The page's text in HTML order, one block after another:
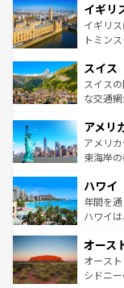
いる。
香り高
らに、
れる地
を参照
顔を持
ルリン
してラ
は、お酒好
ドイツ
イギリ
イギリ
トミン
リアご
ティー
戦など
ンツ一覧
スイス
スイス
な交通
の建物
博物館
ことが
ば市内交
着のス
アメリ
アメリ
東海岸
のよう
ンメン
西部に
部のニ
文化が
しみな
ハワイ
年間を
ハワイ
ワイ島
島だが
おすす
オース
オース
シドニ